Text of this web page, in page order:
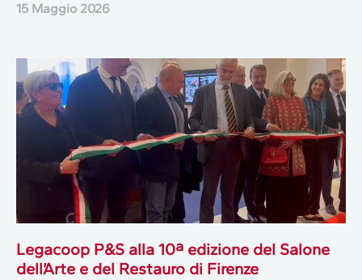
15 Maggio 2026
Legacoop P&S alla 10ª edizione del Salone
dell’Arte e del Restauro di Firenze